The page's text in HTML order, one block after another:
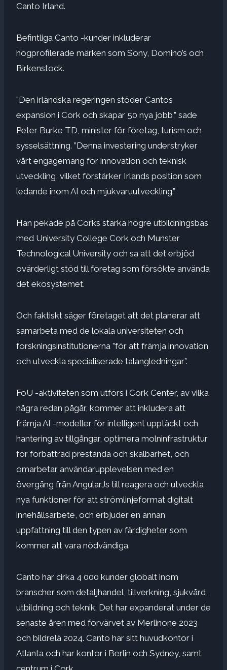
Canto Irland.
Befintliga Canto -kunder inkluderar
högprofilerade märken som Sony, Domino’s och
Birkenstock.
”Den irländska regeringen stöder Cantos
expansion i Cork och skapar 50 nya jobb,” sade
Peter Burke TD, minister för företag, turism och
sysselsättning. ”Denna investering understryker
vårt engagemang för innovation och teknisk
utveckling, vilket förstärker Irlands position som
ledande inom AI och mjukvaruutveckling.”
Han pekade på Corks starka högre utbildningsbas
med University College Cork och Munster
Technological University och sa att det erbjöd
ovärderligt stöd till företag som försökte använda
det ekosystemet.
Och faktiskt säger företaget att det planerar att
samarbeta med de lokala universiteten och
forskningsinstitutionerna ”för att främja innovation
och utveckla specialiserade talangledningar”.
FoU -aktiviteten som utförs i Cork Center, av vilka
några redan pågår, kommer att inkludera att
främja AI -modeller för intelligent upptäckt och
hantering av tillgångar, optimera molninfrastruktur
för förbättrad prestanda och skalbarhet, och
omarbetar användarupplevelsen med en
övergång från AngularJs till reagera och utveckla
nya funktioner för att strömlinjeformat digitalt
innehållsarbete, och erbjuder en annan
uppfattning till den typen av färdigheter som
kommer att vara nödvändiga.
Canto har cirka 4 000 kunder globalt inom
branscher som detaljhandel, tillverkning, sjukvård,
utbildning och teknik. Det har expanderat under de
senaste åren med förvärvet av Merlinone 2023
och bildrelä 2024. Canto har sitt huvudkontor i
Atlanta och har kontor i Berlin och Sydney, samt